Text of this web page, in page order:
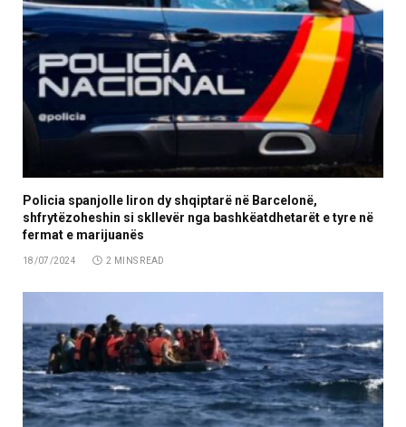
Policia spanjolle liron dy shqiptarë në Barcelonë,
shfrytëzoheshin si skllevër nga bashkëatdhetarët e tyre në
fermat e marijuanës
18/07/2024 2 MINS READ